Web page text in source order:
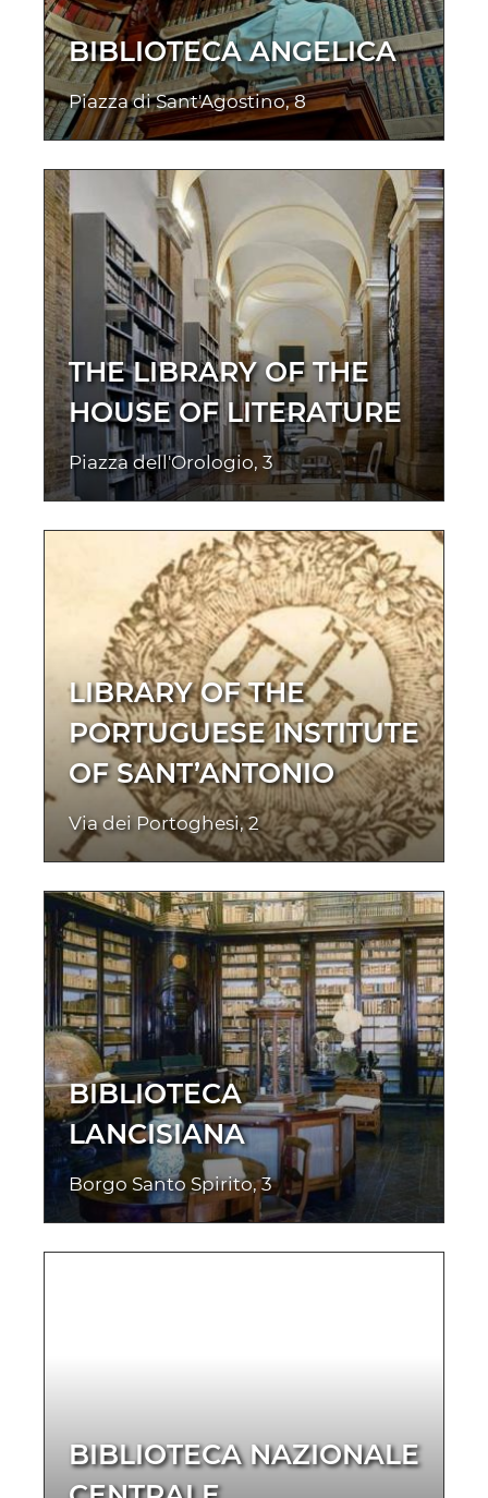
BIBLIOTECA ANGELICA
Piazza di Sant'Agostino, 8
THE LIBRARY OF THE
HOUSE OF LITERATURE
Piazza dell'Orologio, 3
LIBRARY OF THE
PORTUGUESE INSTITUTE
OF SANT’ANTONIO
Via dei Portoghesi, 2
BIBLIOTECA
LANCISIANA
Borgo Santo Spirito, 3
BIBLIOTECA NAZIONALE